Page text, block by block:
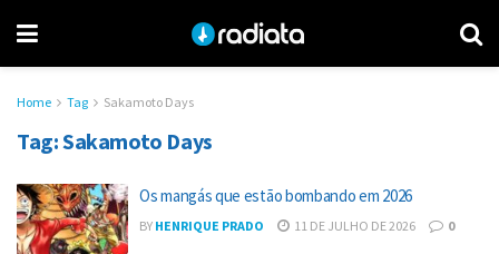
Home Tag Sakamoto Days
Tag:Sakamoto Days
Os mangás que estão bombando em 2026
BY HENRIQUE PRADO 11 DE JULHO DE 2026 0